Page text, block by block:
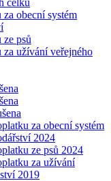
celků
obecní systém
psů
užívání veřejného
za obecní systém
2024
ze psů 2024
za užívání
2019